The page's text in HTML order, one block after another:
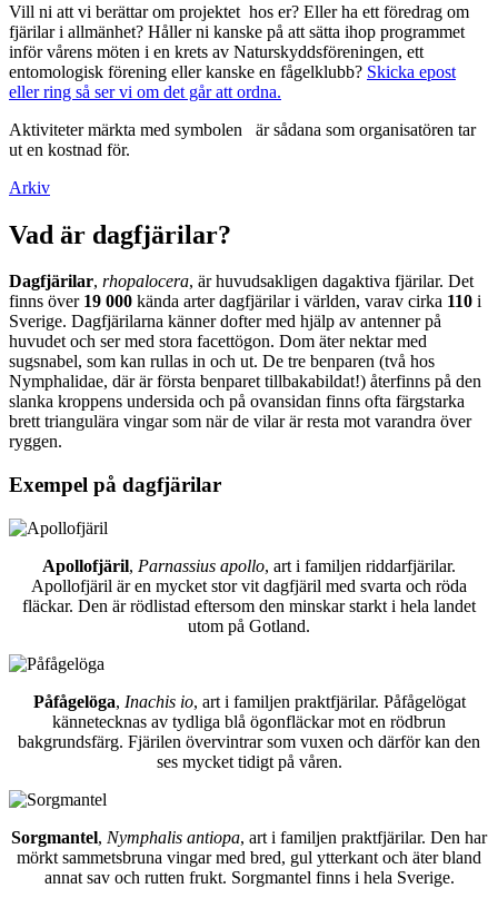
Vill ni att vi berättar om projektet hos er? Eller ha ett föredrag om
fjärilar i allmänhet? Håller ni kanske på att sätta ihop programmet
inför vårens möten i en krets av Naturskyddsföreningen, ett
entomologisk förening eller kanske en fågelklubb? Skicka epost
eller ring så ser vi om det går att ordna.
Aktiviteter märkta med symbolen
är sådana som organisatören tar
ut en kostnad för.
Arkiv
Vad är dagfjärilar?
Dagfjärilar, rhopalocera, är huvudsakligen dagaktiva fjärilar. Det
finns över 19 000 kända arter dagfjärilar i världen, varav cirka 110 i
Sverige. Dagfjärilarna känner dofter med hjälp av antenner på
huvudet och ser med stora facettögon. Dom äter nektar med
sugsnabel, som kan rullas in och ut. De tre benparen (två hos
Nymphalidae, där är första benparet tillbakabildat!) återfinns på den
slanka kroppens undersida och på ovansidan finns ofta färgstarka
brett triangulära vingar som när de vilar är resta mot varandra över
ryggen.
Exempel på dagfjärilar
Apollofjäril, Parnassius apollo, art i familjen riddarfjärilar.
Apollofjäril är en mycket stor vit dagfjäril med svarta och röda
fläckar. Den är rödlistad eftersom den minskar starkt i hela landet
utom på Gotland.
Påfågelöga, Inachis io, art i familjen praktfjärilar. Påfågelögat
kännetecknas av tydliga blå ögonfläckar mot en rödbrun
bakgrundsfärg. Fjärilen övervintrar som vuxen och därför kan den
ses mycket tidigt på våren.
Sorgmantel, Nymphalis antiopa, art i familjen praktfjärilar. Den har
mörkt sammetsbruna vingar med bred, gul ytterkant och äter bland
annat sav och rutten frukt. Sorgmantel finns i hela Sverige.